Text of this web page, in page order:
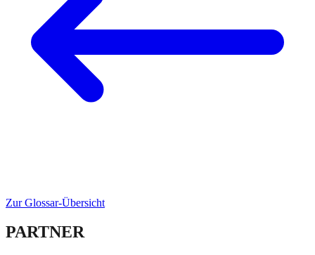
Zur Glossar-Übersicht
PARTNER